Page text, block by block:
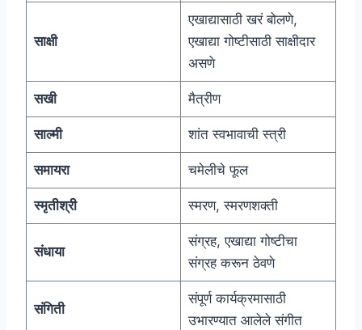
साक्षी
एखाद्यासाठी खरं बोलणे,
एखाद्या गोष्टीसाठी साक्षीदार
असणे
सखी मैत्रीण
साल्मी शांत स्वभावाची स्त्री
समायरा चमेलीचे फूल
स्मृतीश्री स्मरण, स्मरणशक्ती
संधाया
संग्रह, एखाद्या गोष्टीचा
संग्रह करून ठेवणे
संगिती
संपूर्ण कार्यक्रमासाठी
उभारण्यात आलेले संगीत